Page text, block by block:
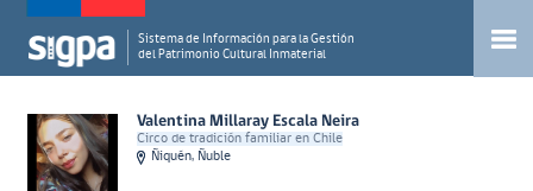
Sistema de Información para la Gestión
del Patrimonio Cultural Inmaterial
Valentina Millaray Escala Neira
Circo de tradición familiar en Chile
Ñiquén, Ñuble